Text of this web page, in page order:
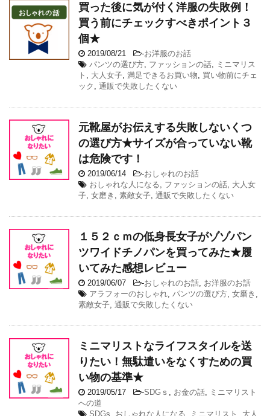
買った後に気が付く洋服の失敗例！
買う前にチェックすべきポイント３
個★
2019/08/21 -お洋服のお話
パンツの選び方 ファッションの話
ミニマリス
ト
大人女子 満足できるお買い物
買い物前にチェ
ック
通販で失敗したくない
元靴屋がお伝えする失敗しないくつ
の選び方★サイズが合っていない靴
は危険です！
2019/06/14 -おしゃれのお話
おしゃれな人になる
ファッションの話 大人女
子 女磨き 素敵女子 通販で失敗したくない
１５２ｃｍの低身長女子がゾゾパン
ツワイドチノパンを買ってみた★履
いてみた感想レビュー
2019/06/07 -おしゃれのお話 お洋服のお話
アラフォーのおしゃれ パンツの選び方 女磨き
素敵女子 通販で失敗したくない
ミニマリストなライフスタイルを送
りたい！無駄遣いをなくすための買
い物の基準★
2019/05/17 -SDGｓ お金の話
ミニマリスト
への道
SDGs
おしゃれな人になる ミニマリスト 大人